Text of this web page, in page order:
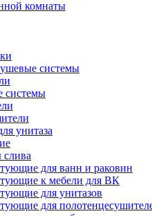
комнаты
системы
системы
унитаза
для ванн и раковин
к мебели для ВК
для унитазов
для